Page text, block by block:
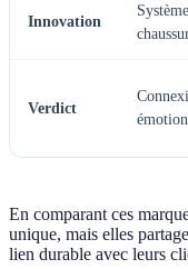
Innovation
Verdict
En comparant ces
unique, mais elles
lien durable avec leurs